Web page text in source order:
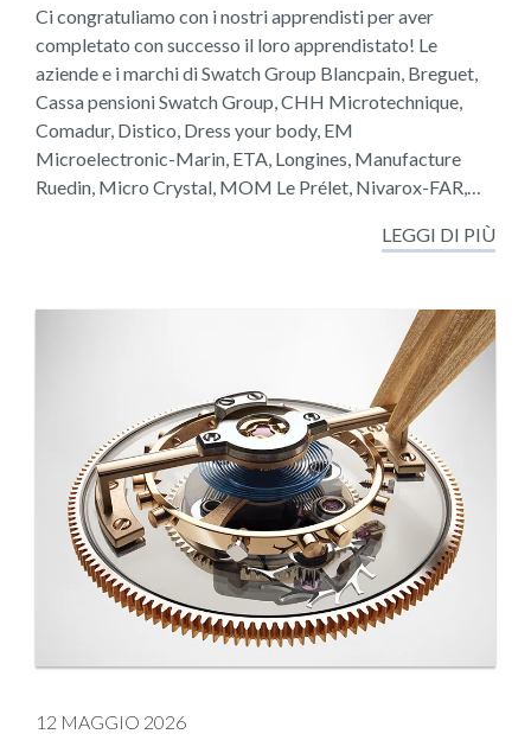
Ci congratuliamo con i nostri apprendisti per aver
completato con successo il loro apprendistato! Le
aziende e i marchi di Swatch Group Blancpain, Breguet,
Cassa pensioni Swatch Group, CHH Microtechnique,
Comadur, Distico, Dress your body, EM
Microelectronic-Marin, ETA, Longines, Manufacture
Ruedin, Micro Crystal, MOM Le Prélet, Nivarox-FAR,…
LEGGI DI PIÙ
12 MAGGIO 2026